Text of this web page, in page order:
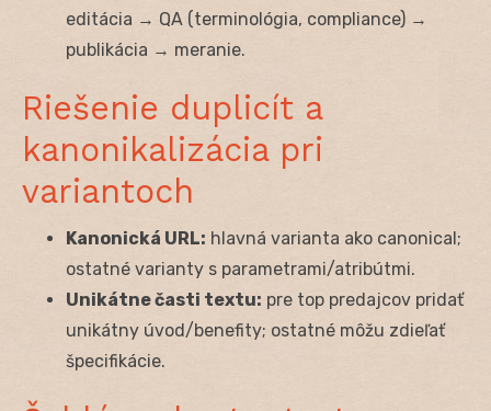
editácia → QA (terminológia, compliance) →
publikácia → meranie.
Riešenie duplicít a
kanonikalizácia pri
variantoch
Kanonická URL: hlavná varianta ako canonical;
ostatné varianty s parametrami/atribútmi.
Unikátne časti textu: pre top predajcov pridať
unikátny úvod/benefity; ostatné môžu zdieľať
špecifikácie.